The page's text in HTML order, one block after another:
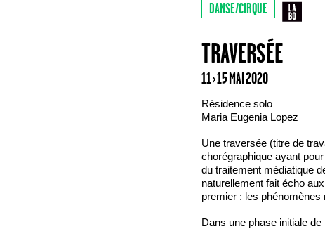
DANSE/CIRQUE
TRAVERSÉE
11 › 15 MAI 2020
Résidence solo
Maria Eugenia Lopez
Une traversée (titre de
chorégraphique ayant
du traitement médiatique
naturellement fait écho
premier : les phénomènes
Dans une phase initiale